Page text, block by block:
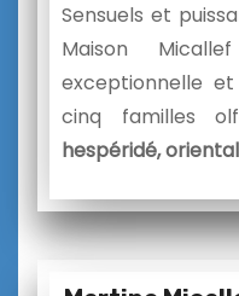
Sensuels et
Maison
exceptionnelle
cinq familles
hespéridé, oriental